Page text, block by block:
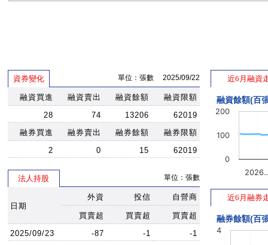
資券變化 單位：張數 2025/09/22
融資買進 融資賣出 融資餘額
融資限額
28
74 13206
62019
融券買進
融券賣出 融券餘額
融券限額
2
0 15 62019
法人持股 單位：張數
日期
外資 投信 自營商
買賣超 買賣超
買賣超
2025/09/23
-87 -1
-1
近6月融資
融資餘額(百
0
100
200
近6月融券
融券餘額(百
4